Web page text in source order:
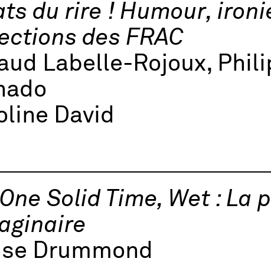
du rire ! Humour,
des FRAC
Labelle-Rojoux,
David
Solid Time, Wet : La
Drummond